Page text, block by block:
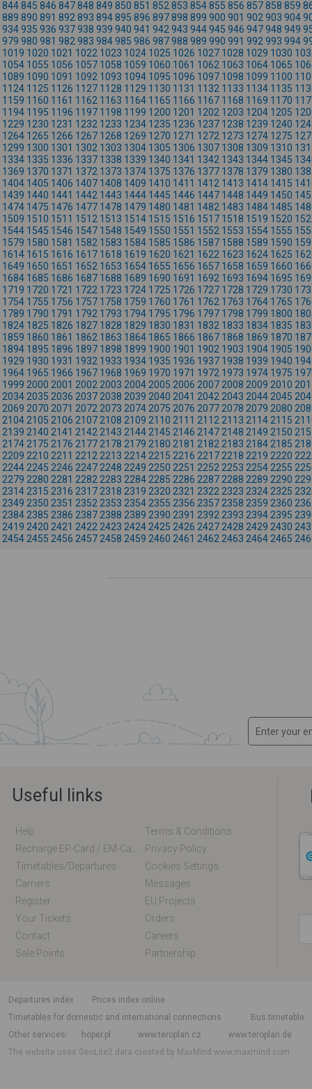
844845 846 847848 849 850 851 852 853 854855 856 857858 859
889 890 891 892 893 894895 896 897898 899 900 901 902 903 904
934935 936 937938 939 940 941 942 943 944945 946 947948 949
979 980 981 982 983 984985 986 987988 989 990 991 992 993 994
1019 1020 1021 1022 1023 1024 1025 1026 1027 1028 1029 1030
1054 1055 1056 1057 1058 1059 1060 1061 1062 1063 1064 1065
1089 1090 1091 1092 1093 1094 1095 1096 1097 1098 1099 1100
1124 1125 1126 1127 1128 1129 1130 1131 1132 1133 1134 1135
1159 1160 1161 1162 1163 1164 1165 1166 1167 1168 1169 1170
1194 1195 1196 1197 1198 1199 1200 1201 1202 1203 1204 1205
1229 1230 1231 1232 1233 1234 1235 1236 1237 1238 1239 1240
1264 1265 1266 1267 1268 1269 1270 1271 1272 1273 1274 1275
1299 1300 1301 1302 1303 1304 1305 1306 1307 1308 1309 1310
1334 1335 1336 1337 1338 1339 1340 1341 1342 1343 1344 1345
1369 1370 1371 1372 1373 1374 1375 1376 1377 1378 1379 1380
1404 1405 1406 1407 1408 1409 1410 1411 1412 1413 1414 1415
1439 1440 1441 1442 1443 1444 1445 1446 1447 1448 1449 1450
1474 1475 1476 1477 1478 1479 1480 1481 1482 1483 1484 1485
1509 1510 1511 1512 1513 1514 1515 1516 1517 1518 1519 1520
1544 1545 1546 1547 1548 1549 1550 1551 1552 1553 1554 1555
1579 1580 1581 1582 1583 1584 1585 1586 1587 1588 1589 1590
1614 1615 1616 1617 1618 1619 1620 1621 1622 1623 1624 1625
1649 1650 1651 1652 1653 1654 1655 1656 1657 1658 1659 1660
1684 1685 1686 1687 1688 1689 1690 1691 1692 1693 1694 1695
1719 1720 1721 1722 1723 1724 1725 1726 1727 1728 1729 1730
1754 1755 1756 1757 1758 1759 1760 1761 1762 1763 1764 1765
1789 1790 1791 1792 1793 1794 1795 1796 1797 1798 1799 1800
1824 1825 1826 1827 1828 1829 1830 1831 1832 1833 1834 1835
1859 1860 1861 1862 1863 1864 1865 1866 1867 1868 1869 1870
1894 1895 1896 1897 1898 1899 1900 1901 1902 1903 1904 1905
1929 1930 1931 1932 1933 1934 1935 1936 1937 1938 1939 1940
1964 1965 1966 1967 1968 1969 1970 1971 1972 1973 1974 1975
1999 2000 2001 2002 2003 2004 2005 2006 2007 2008 2009 2010
2034 2035 2036 2037 2038 2039 2040 2041 2042 2043 2044 2045
2069 2070 2071 2072 2073 2074 2075 2076 2077 2078 2079 2080
2104 2105 2106 2107 2108 2109 2110 2111 2112 2113 2114 2115
2139 2140 2141 2142 2143 2144 2145 2146 2147 2148 2149 2150
2174 2175 2176 2177 2178 2179 2180 2181 2182 2183 2184 2185
2209 2210 2211 2212 2213 2214 2215 2216 2217 2218 2219 2220
2244 2245 2246 2247 2248 2249 2250 2251 2252 2253 2254 2255
2279 2280 2281 2282 2283 2284 2285 2286 2287 2288 2289 2290
2314 2315 2316 2317 2318 2319 2320 2321 2322 2323 2324 2325
2349 2350 2351 2352 2353 2354 2355 2356 2357 2358 2359 2360
2384 2385 2386 2387 2388 2389 2390 2391 2392 2393 2394 2395
2419 2420 2421 2422 2423 2424 2425 2426 2427 2428 2429 2430
2454 2455 2456 2457 2458 2459 2460 2461 2462 2463 2464 2465
Useful links
Help
Terms & Conditions
Privacy Policy
Timetables/departures
Cookies Settings
Carriers
Messages
Register
EU Projects
Your Tickets
Orders
Contact
Careers
Sale Points
Partnership
departures index
Prices index online
Timetables for domestic and international connections
Bus timetable
Other services
hoper.pl www.teroplan.cz
www.teroplan.de
The website uses GeoLite2 data created by MaxMindwww.maxmind.com